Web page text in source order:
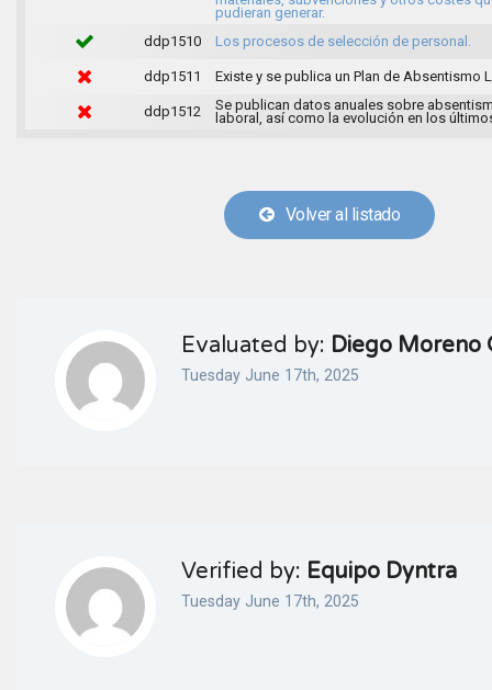
pudieran generar.
ddp1510
Los procesos de selección de personal.
ddp1511 Existe y se publica un Plan de Absentismo
ddp1512
Se publican datos anuales sobre
laboral, así como la evolución en los
Volver al listado
Evaluated by: Diego Moreno
Tuesday June 17th, 2025
Verified by: Equipo Dyntra
Tuesday June 17th, 2025